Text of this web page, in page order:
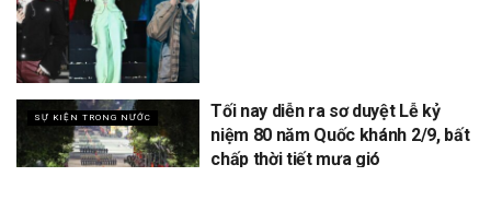
SỰ KIỆN TRONG NƯỚC
Tối nay diễn ra sơ duyệt Lễ kỷ
niệm 80 năm Quốc khánh 2/9, bất
chấp thời tiết mưa gió